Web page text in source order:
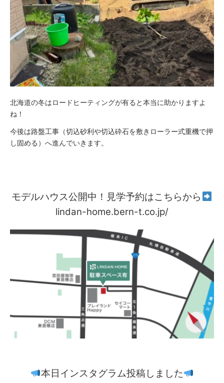
北海道の冬はロードヒーティングが有ると本当に助かりますよ
ね！
今後は路盤工事（切込砂利や切込砕石を敷きローラー式重機で押
し固める）へ進んでいきます。
モデルハウス公開中！見学予約はこちらから
lindan-home.bern-t.co.jp/
本日インスタグラム投稿しました